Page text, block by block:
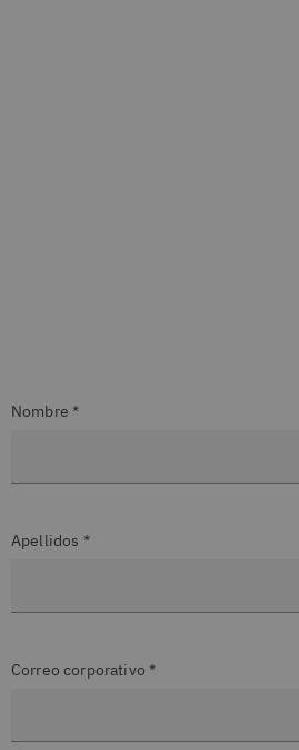
Nombre *
Apellidos *
Correo corporativo *